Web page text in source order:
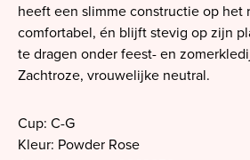
heeft een slimme constructie op het
comfortabel, én blijft stevig op zijn
te dragen onder feest- en
Zachtroze, vrouwelijke neutral.
Cup: C-G
Kleur: Powder Rose